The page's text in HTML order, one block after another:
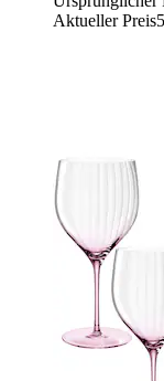
Aktueller Preis